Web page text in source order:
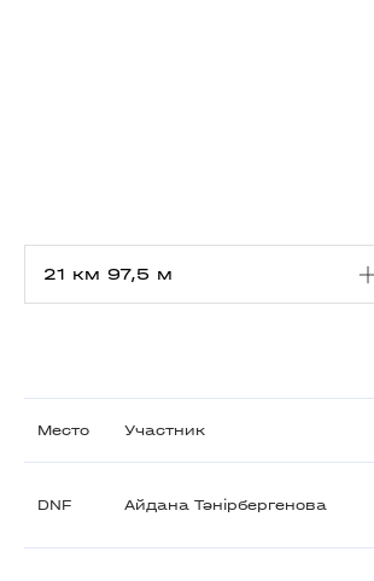
Место Участник
DNF Айдана Тәнірбергенова